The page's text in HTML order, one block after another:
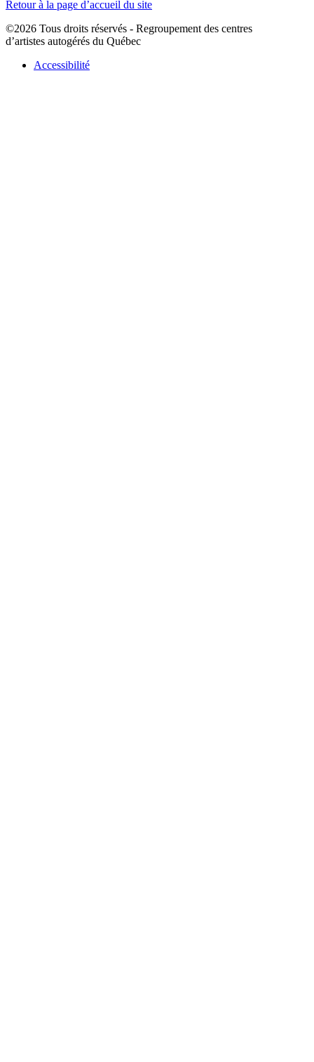
Retour à la page d’accueil du site
©2026 Tous droits réservés - Regroupement des centres
d’artistes autogérés du Québec
Accessibilité